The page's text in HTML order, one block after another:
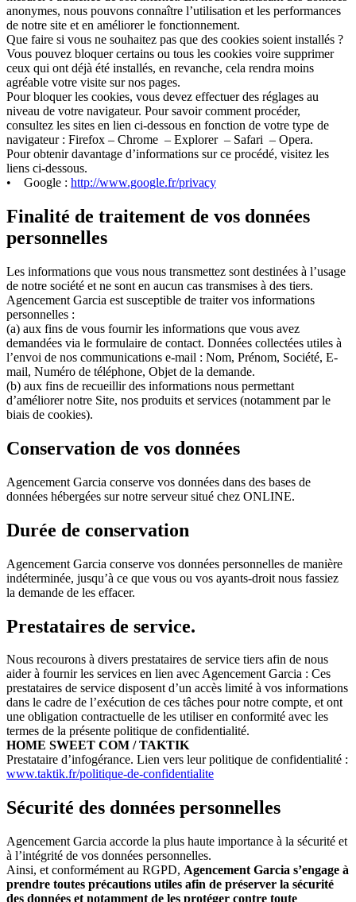
anonymes, nous pouvons connaître l’utilisation et les performances
de notre site et en améliorer le fonctionnement.
Que faire si vous ne souhaitez pas que des cookies soient installés ?
Vous pouvez bloquer certains ou tous les cookies voire supprimer
ceux qui ont déjà été installés, en revanche, cela rendra moins
agréable votre visite sur nos pages.
Pour bloquer les cookies, vous devez effectuer des réglages au
niveau de votre navigateur. Pour savoir comment procéder,
consultez les sites en lien ci-dessous en fonction de votre type de
navigateur : Firefox – Chrome – Explorer – Safari – Opera.
Pour obtenir davantage d’informations sur ce procédé, visitez les
liens ci-dessous.
• Google : http://www.google.fr/privacy
Finalité de traitement de vos données
personnelles
Les informations que vous nous transmettez sont destinées à l’usage
de notre société et ne sont en aucun cas transmises à des tiers.
Agencement Garcia est susceptible de traiter vos informations
personnelles :
(a) aux fins de vous fournir les informations que vous avez
demandées via le formulaire de contact. Données collectées utiles à
l’envoi de nos communications e-mail : Nom, Prénom, Société, E-
mail, Numéro de téléphone, Objet de la demande.
(b) aux fins de recueillir des informations nous permettant
d’améliorer notre Site, nos produits et services (notamment par le
biais de cookies).
Conservation de vos données
Agencement Garcia conserve vos données dans des bases de
données hébergées sur notre serveur situé chez ONLINE.
Durée de conservation
Agencement Garcia conserve vos données personnelles de manière
indéterminée, jusqu’à ce que vous ou vos ayants-droit nous fassiez
la demande de les effacer.
Prestataires de service.
Nous recourons à divers prestataires de service tiers afin de nous
aider à fournir les services en lien avec Agencement Garcia : Ces
prestataires de service disposent d’un accès limité à vos informations
dans le cadre de l’exécution de ces tâches pour notre compte, et ont
une obligation contractuelle de les utiliser en conformité avec les
termes de la présente politique de confidentialité.
HOME SWEET COM / TAKTIK
Prestataire d’infogérance. Lien vers leur politique de confidentialité :
www.taktik.fr/politique-de-confidentialite
Sécurité des données personnelles
Agencement Garcia accorde la plus haute importance à la sécurité et
à l’intégrité de vos données personnelles.
Ainsi, et conformément au RGPD, Agencement Garcia s’engage à
prendre toutes précautions utiles afin de préserver la sécurité
des données et notamment de les protéger contre toute